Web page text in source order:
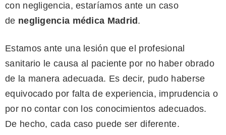
con negligencia, estaríamos ante un caso
de negligencia médica Madrid .
Estamos ante una lesión que el profesional
sanitario le causa al paciente por no haber obrado
de la manera adecuada. Es decir, pudo haberse
equivocado por falta de experiencia, imprudencia o
por no contar con los conocimientos adecuados.
De hecho, cada caso puede ser diferente.